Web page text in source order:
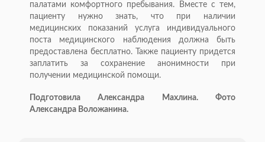
палатами комфортного пребывания. Вместе с тем,
пациенту нужно знать, что при наличии
медицинских показаний услуга индивидуального
поста медицинского наблюдения должна быть
предоставлена бесплатно. Также пациенту придется
заплатить за сохранение анонимности при
получении медицинской помощи.
Подготовила Александра Махлина. Фото
Александра Воложанина.